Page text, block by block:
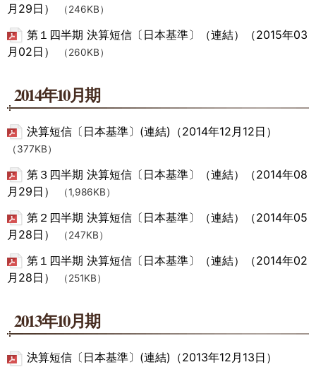
月29日）
（246KB）
第１四半期 決算短信〔日本基準〕（連結）（2015年03
月02日）
（260KB）
2014年10月期
決算短信〔日本基準〕(連結)（2014年12月12日）
（377KB）
第３四半期 決算短信〔日本基準〕（連結）（2014年08
月29日）
（1,986KB）
第２四半期 決算短信〔日本基準〕（連結）（2014年05
月28日）
（247KB）
第１四半期 決算短信〔日本基準〕（連結）（2014年02
月28日）
（251KB）
2013年10月期
決算短信〔日本基準〕(連結)（2013年12月13日）